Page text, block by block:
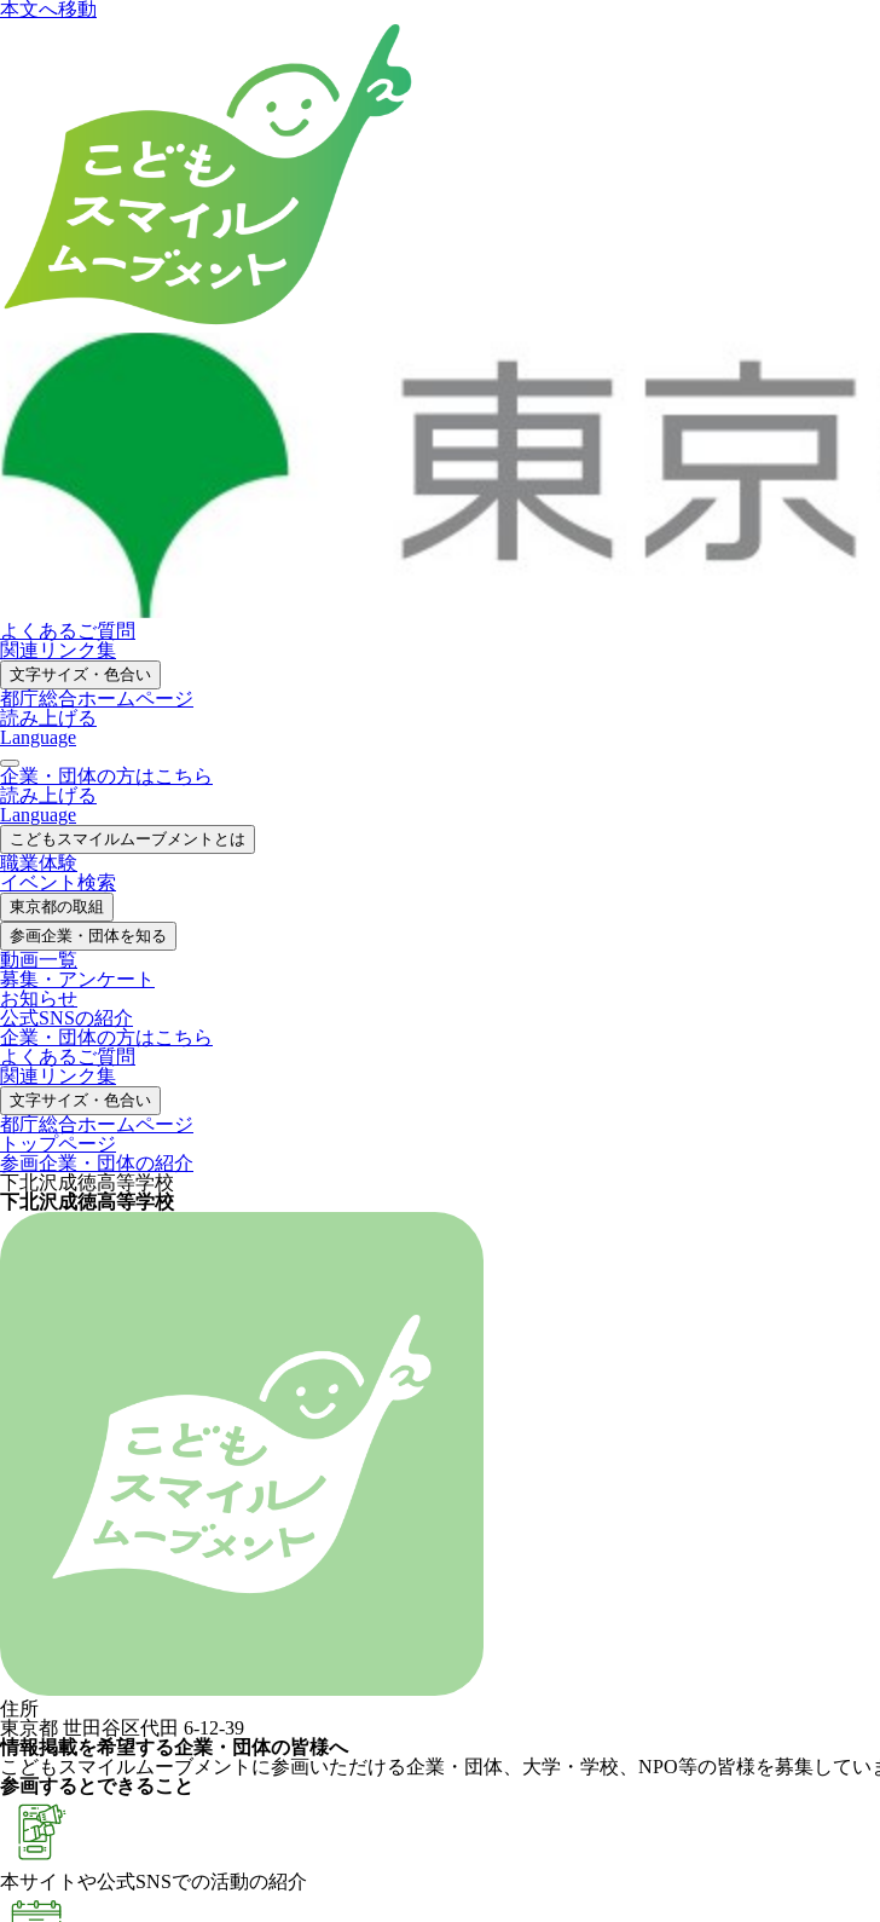
本文へ移動
よくあるご質問
関連リンク集
文字サイズ・色合い
都庁総合ホームページ
読み上げる
Language
企業・団体の方はこちら
読み上げる
Language
こどもスマイルムーブメントとは
職業体験
イベント検索
東京都の取組
参画企業・ 団体を知る
動画一覧
募集・ アンケート
お知らせ
公式SNSの紹介
企業・団体の方はこちら
よくあるご質問
関連リンク集
文字サイズ・色合い
都庁総合ホームページ
トップページ
参画企業・団体の紹介
下北沢成徳高等学校
下北沢成徳高等学校
住所
東京都 世田谷区代田 6-12-39
情報掲載を希望する企業・団体の皆様へ
こどもスマイルムーブメントに参画いただける企業・団体、大学・学校、NPO等の皆様を募集してい
参画するとできること
本サイトや公式SNSでの活動の紹介